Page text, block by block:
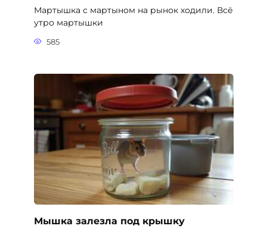
Мартышка с мартыном на рынок ходили. Всё
утро мартышки
585
Мышка залезла под крышку